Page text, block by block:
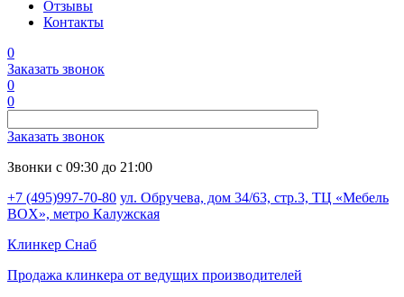
Отзывы
Контакты
0
Заказать звонок
0
0
Заказать звонок
Звонки с 09:30 до 21:00
+7 (495)997-70-80 ул. Обручева, дом 34/63, стр.3, ТЦ «Мебель
BOX», метро Калужская
Клинкер Снаб
Продажа клинкера от ведущих производителей